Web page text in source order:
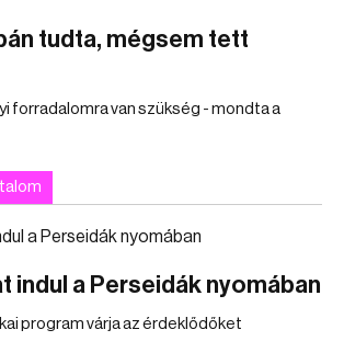
tudta, mégsem tett
forradalomra van szükség - mondta a
indul a Perseidák nyomában
program várja az érdeklődőket